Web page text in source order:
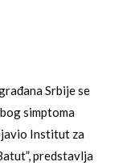
Srbije se
simptoma
Institut za
predstavlja